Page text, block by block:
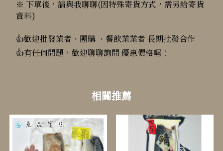
※ 下單後，請與我聊聊(因特殊寄貨方式，需另給寄貨
資料)
👍歡迎批發業者、團購 、餐飲業業者 長期批發合作
👍有任何問題，歡迎聊聊詢問 優惠價格喔！